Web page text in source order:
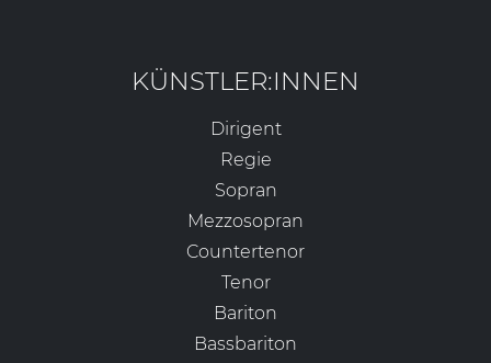
KÜNSTLER:INNEN
Dirigent
Regie
Sopran
Mezzosopran
Countertenor
Tenor
Bariton
Bassbariton